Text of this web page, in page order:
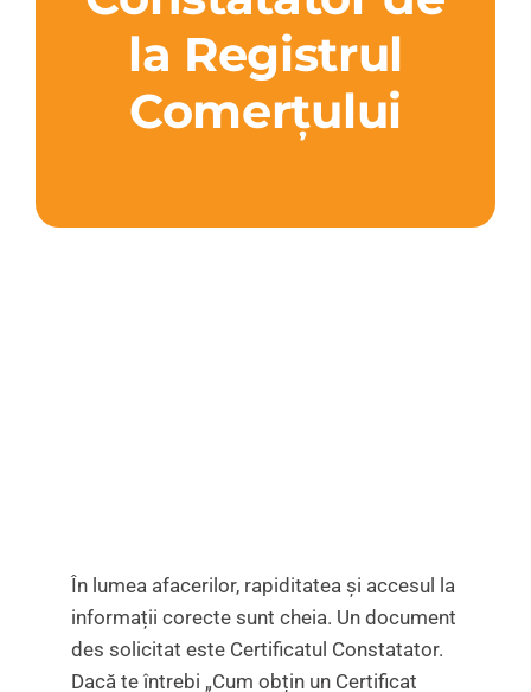
la Registrul
Comerțului
În lumea afacerilor, rapiditatea și accesul la
informații corecte sunt cheia. Un document
des solicitat este Certificatul Constatator.
Dacă te întrebi „Cum obțin un Certificat